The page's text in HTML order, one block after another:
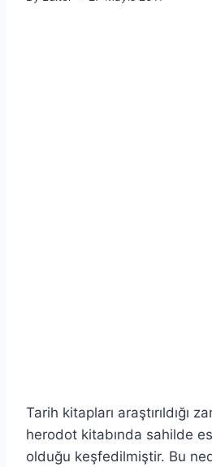
Tarih kitapları araştırıldığı
herodot kitabında sahilde
olduğu keşfedilmiştir. Bu